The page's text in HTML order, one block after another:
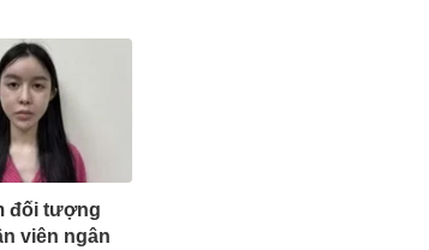
đối tượng
viên ngân